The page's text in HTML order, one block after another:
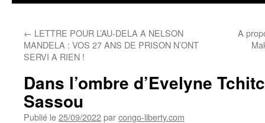
← LETTRE POUR L’AU-DELA A NELSON
MANDELA : VOS 27 ANS DE PRISON N’ONT
SERVI A RIEN !
A
Dans l’ombre d’Evelyne
Sassou
Publié le25/09/2022parcongo-liberty.com